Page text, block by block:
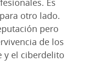
Es
otro lado.
pero
de los
y el ciberdelito